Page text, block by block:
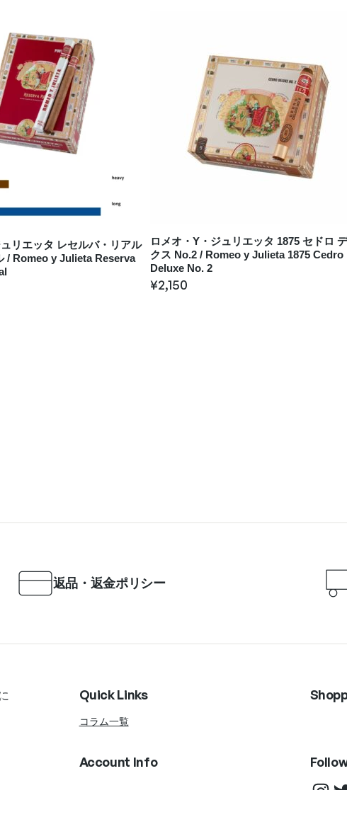
リエッタ レセルバ・リアル
/ Romeo y Julieta Reserva
ロメオ・Y・ジュリエッタ 1875 セドロ
クス No.2 / Romeo y Julieta 1875 Cedro
Deluxe No. 2
¥2,150
返品・返金ポリシー
Quick Links
コラム一覧
Account Info
Instagram Twitter